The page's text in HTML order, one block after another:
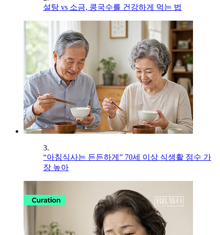
설탕 vs 소금, 콩국수를 건강하게 먹는 법
3.
“아침식사는 든든하게” 70세 이상 식생활 점수 가
장 높아